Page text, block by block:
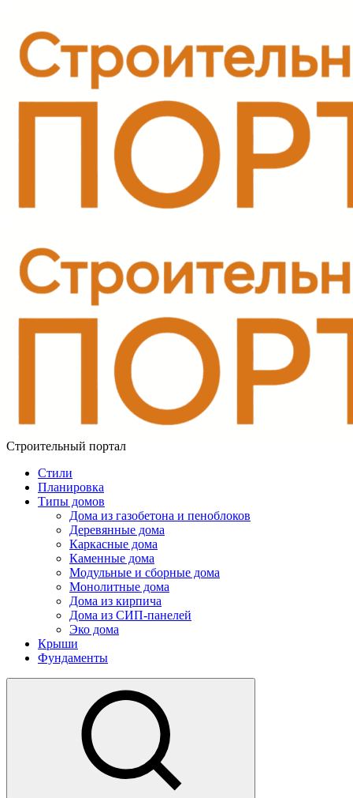
Строительный портал
Стили
Планировка
Типы домов
Дома из газобетона и пеноблоков
Деревянные дома
Каркасные дома
Каменные дома
Модульные и сборные дома
Монолитные дома
Дома из кирпича
Дома из СИП-панелей
Эко дома
Крыши
Фундаменты